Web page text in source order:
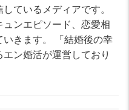
ているメディアです。
ンエピソード、恋愛相
きます。 「結婚後の幸
ン婚活が運営しており